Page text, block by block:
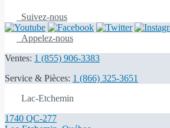
Suivez-nous
Appelez-nous
Ventes: 1 (855) 906-3383
Service & Pièces: 1 (866) 325-3651
Lac-Etchemin
1740 QC-277